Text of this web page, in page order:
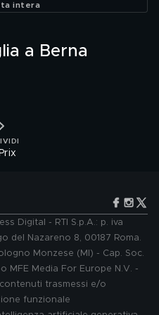
intera
a Berna
Digital - RTI S.p.A.: p. iva
del Nazareno 8, 00187 Roma.
Monzese (MI) - Cap. Soc.
MFE Media For Europe N.V. -
trasmessi e/o
funzionale